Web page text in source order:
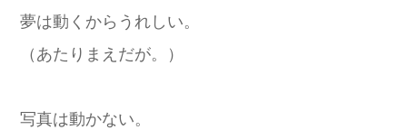
夢は動くからうれしい。
（あたりまえだが。）
写真は動かない。